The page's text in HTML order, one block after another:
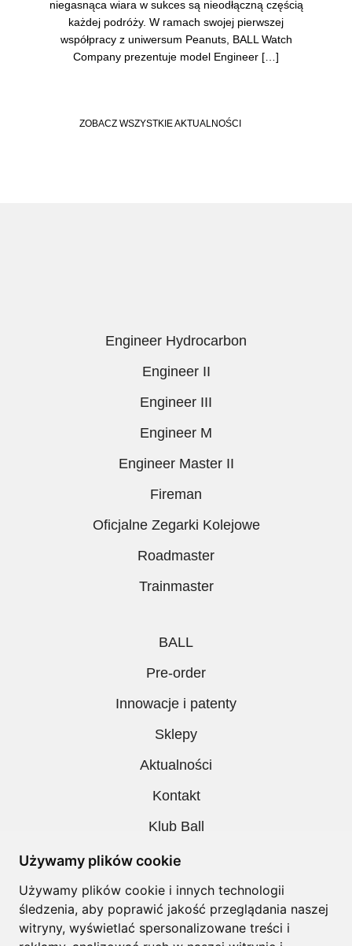
Używamy plików cookie
Używamy plików cookie i innych technologii
śledzenia, aby poprawić jakość przeglądania naszej
witryny, wyświetlać spersonalizowane treści i
niegasnąca wiara w sukces są nieodłączną częścią
każdej podróży. W ramach swojej pierwszej
współpracy z uniwersum Peanuts, BALL Watch
Company prezentuje model Engineer […]
ZOBACZ WSZYSTKIE AKTUALNOŚCI
Engineer Hydrocarbon
Engineer II
Engineer III
Engineer M
Engineer Master II
Fireman
Oficjalne Zegarki Kolejowe
Roadmaster
Trainmaster
BALL
Pre-order
Innowacje i patenty
Sklepy
Aktualności
Kontakt
Klub Ball
Pobieranie
Polityka prywatności
Regulamin